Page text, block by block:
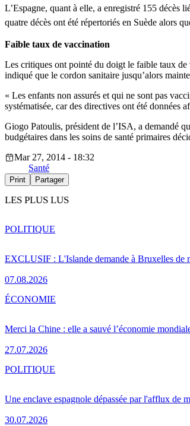
L’Espagne, quant à elle, a enregistré 155
quatre décès ont été répertoriés en Suède alors
Faible taux de vaccination
Les critiques ont pointé du doigt le faible taux de
indiqué que le cordon sanitaire jusqu’alors
« Les enfants non assurés et qui ne sont pas
systématisée, car des directives ont été données
Giogo Patoulis, président de l’ISA, a demandé
budgétaires dans les soins de santé primaires
Mar 27, 2014 - 18:32
Santé
Print Partager
LES PLUS LUS
EXCLUSIF : L'Islande demande à Bruxelles de
07.08.2026
POLITIQUE
Merci la Chine : elle a sauvé l’économie
27.07.2026
ÉCONOMIE
Une enclave espagnole dépassée par l'afflux de
30.07.2026
POLITIQUE